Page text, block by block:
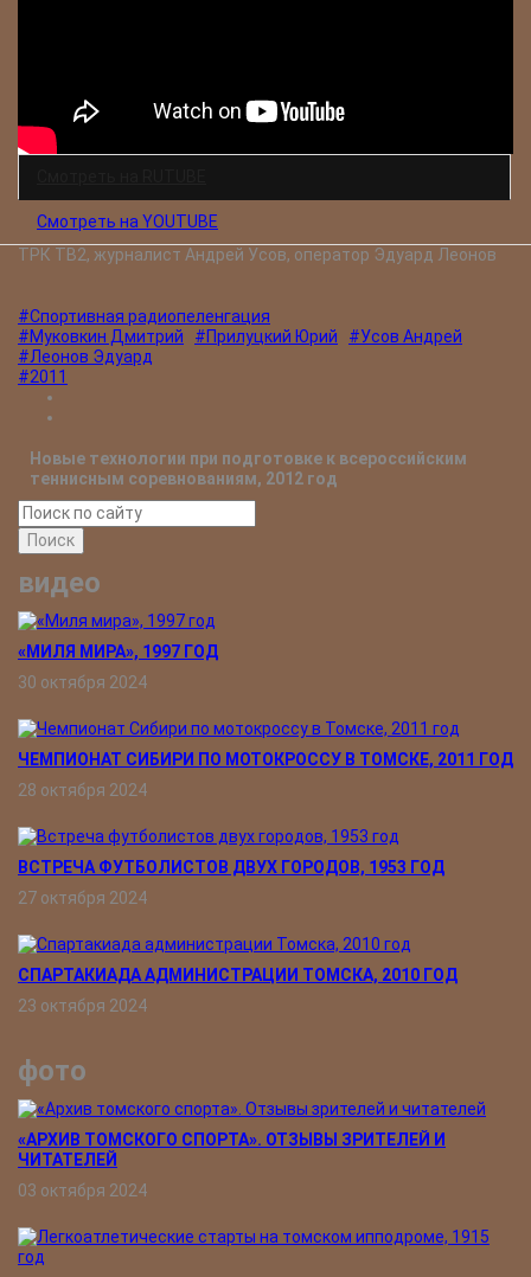
Смотреть на YOUTUBE
ТРК ТВ2, журналист Андрей Усов, оператор Эдуард Леонов
#Спортивная радиопеленгация
#Муковкин Дмитрий
#Прилуцкий Юрий
#Усов Андрей
#Леонов Эдуард
#2011
Новые технологии при подготовке к всероссийским
теннисным соревнованиям, 2012 год
Поиск
видео
«МИЛЯ МИРА», 1997 ГОД
30 октября 2024
ЧЕМПИОНАТ СИБИРИ ПО МОТОКРОССУ В ТОМСКЕ, 2011 ГОД
28 октября 2024
ВСТРЕЧА ФУТБОЛИСТОВ ДВУХ ГОРОДОВ, 1953 ГОД
27 октября 2024
СПАРТАКИАДА АДМИНИСТРАЦИИ ТОМСКА, 2010 ГОД
23 октября 2024
фото
«АРХИВ ТОМСКОГО СПОРТА». ОТЗЫВЫ ЗРИТЕЛЕЙ И
ЧИТАТЕЛЕЙ
03 октября 2024